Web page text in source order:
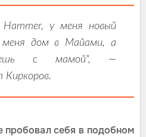
у меня новый
меня дом в Майами, а
с мамой", —
Киркоров.
пробовал себя в подобном